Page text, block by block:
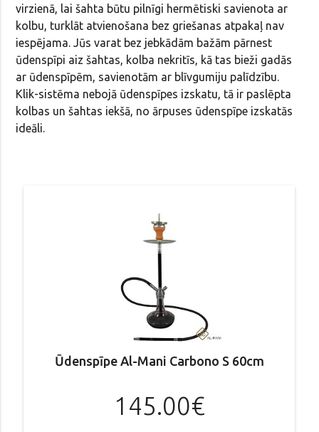
virzienā, lai šahta būtu pilnīgi hermētiski savienota ar
kolbu, turklāt atvienošana bez griešanas atpakaļ nav
iespējama. Jūs varat bez jebkādām bažām pārnest
ūdenspīpi aiz šahtas, kolba nekritīs, kā tas bieži gadās
ar ūdenspīpēm, savienotām ar blīvgumiju palīdzību.
Klik-sistēma nebojā ūdenspīpes izskatu, tā ir paslēpta
kolbas un šahtas iekšā, no ārpuses ūdenspīpe izskatās
ideāli.
Ūdenspīpe Al-Mani Carbono S 60cm
145.00€